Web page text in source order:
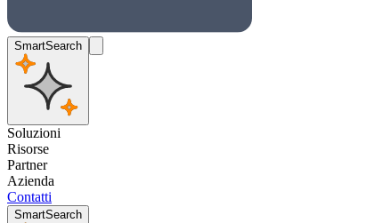
SmartSearch
Soluzioni
Risorse
Partner
Azienda
Contatti
SmartSearch